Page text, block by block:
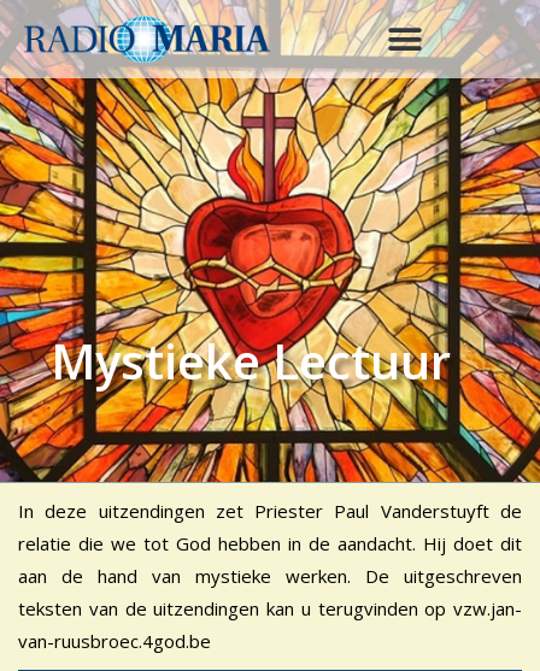
Mystieke Lectuur
In deze uitzendingen zet Priester Paul Vanderstuyft de
relatie die we tot God hebben in de aandacht. Hij doet dit
aan de hand van mystieke werken. De uitgeschreven
teksten van de uitzendingen kan u terugvinden op vzw.jan-
van-ruusbroec.4god.be